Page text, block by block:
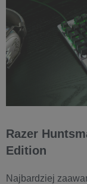
Razer
Edition
Najbardziej